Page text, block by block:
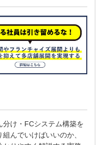
け・FCシステム構築を
んでいけばいいのか、